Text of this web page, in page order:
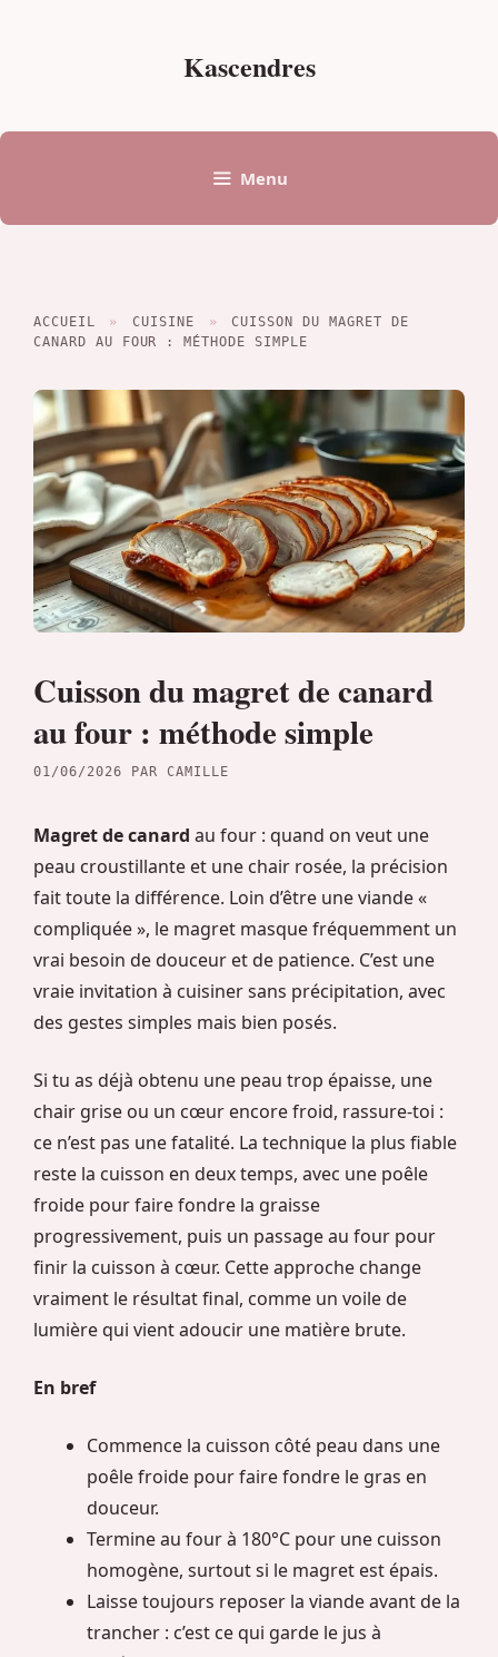
Kascendres
Menu
ACCUEIL » CUISINE »
CUISSON DU MAGRET DE
CANARD AU FOUR : MÉTHODE SIMPLE
Cuisson du magret de canard
au four : méthode simple
01/06/2026 PAR CAMILLE
Magret de canard au four : quand on veut une
peau croustillante et une chair rosée, la précision
fait toute la différence. Loin d’être une viande «
compliquée », le magret masque fréquemment un
vrai besoin de douceur et de patience. C’est une
vraie invitation à cuisiner sans précipitation, avec
des gestes simples mais bien posés.
Si tu as déjà obtenu une peau trop épaisse, une
chair grise ou un cœur encore froid, rassure-toi :
ce n’est pas une fatalité. La technique la plus fiable
reste la cuisson en deux temps, avec une poêle
froide pour faire fondre la graisse
progressivement, puis un passage au four pour
finir la cuisson à cœur. Cette approche change
vraiment le résultat final, comme un voile de
lumière qui vient adoucir une matière brute.
En bref
Commence la cuisson côté peau dans une
poêle froide pour faire fondre le gras en
douceur.
Termine au four à 180°C pour une cuisson
homogène, surtout si le magret est épais.
Laisse toujours reposer la viande avant de la
trancher : c’est ce qui garde le jus à